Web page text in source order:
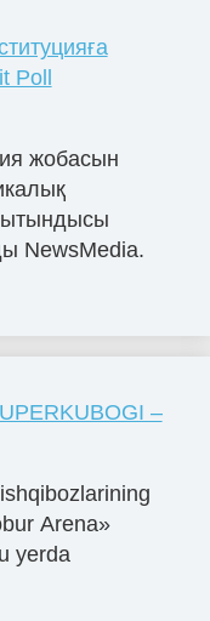
Poll
жобасын
NewsMedia.
–
Arena»
yerda